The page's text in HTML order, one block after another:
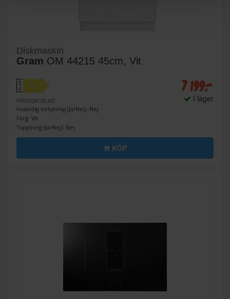
Diskmaskin
Gram OM 44215 45cm, Vit
A
↑
G
D
PRODUKTBLAD
Invändig belysning (Ja/Nej): Nej
Färg: Vit
Toppkorg (Ja/Nej): Nej
7 199:-
I lager
KÖP